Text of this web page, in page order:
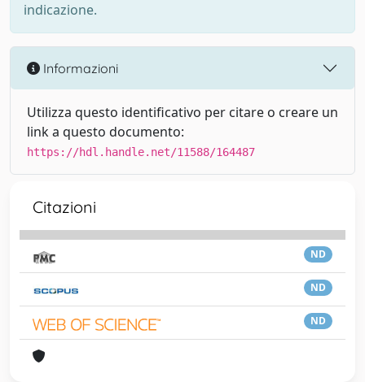
indicazione.
Informazioni
Utilizza questo identificativo per citare o creare un
link a questo documento:
https://hdl.handle.net/11588/164487
Citazioni
ND
ND
ND